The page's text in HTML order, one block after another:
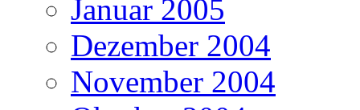
Januar 2005
Dezember 2004
November 2004